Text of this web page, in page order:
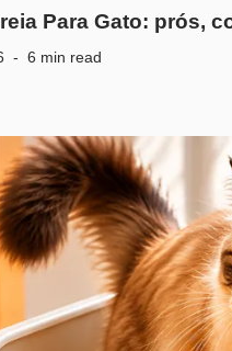
Para Gato: prós,
6 min read